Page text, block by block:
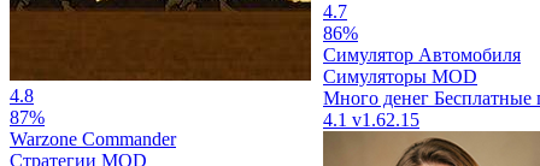
4.8
87%
Warzone Commander
Стратегии MOD
4.7
86%
Симулятор Автомобиля
Симуляторы MOD
Много денег Бесплатные
4.1 v1.62.15